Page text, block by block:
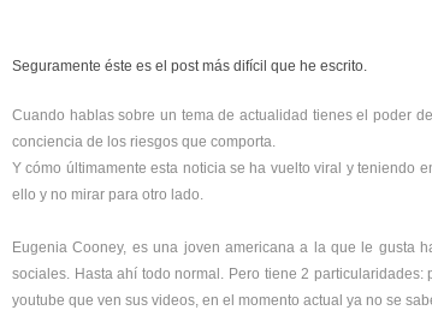
Seguramente éste es el post más difícil que he escrito.
Cuando hablas sobre un tema de actualidad tienes el poder
conciencia de los riesgos que comporta.
Y cómo últimamente esta noticia se ha vuelto viral y teniendo
ello y no mirar para otro lado.
Eugenia Cooney, es una joven americana a la que le gusta
sociales. Hasta ahí todo normal. Pero tiene 2
youtube que ven sus videos, en el momento actual ya no se